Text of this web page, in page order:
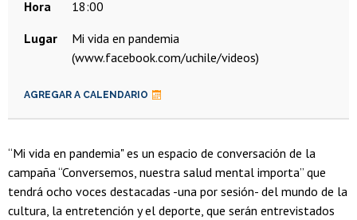
Hora
18:00
Lugar
Mi vida en pandemia
(www.facebook.com/uchile/videos)
AGREGAR A CALENDARIO
“Mi vida en pandemia" es un espacio de conversación de la
campaña “Conversemos, nuestra salud mental importa” que
tendrá ocho voces destacadas -una por sesión- del mundo de la
cultura, la entretención y el deporte, que serán entrevistados